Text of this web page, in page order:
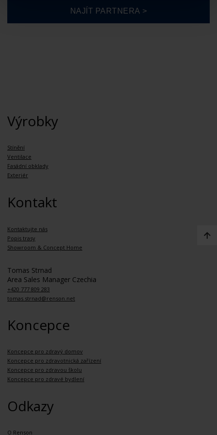
Výrobky
Stínění
Ventilace
Fasádní obklady
Exteriér
Kontakt
Kontaktujte nás
Popis trasy
Showroom & Concept Home
Tomas Strnad
Area Sales Manager Czechia
+420 777 809 283
tomas.strnad@renson.net
Koncepce
Koncepce pro zdravý domov
Koncepce pro zdravotnická zařízení
Koncepce pro zdravou školu
Koncepce pro zdravé bydlení
Odkazy
O Renson